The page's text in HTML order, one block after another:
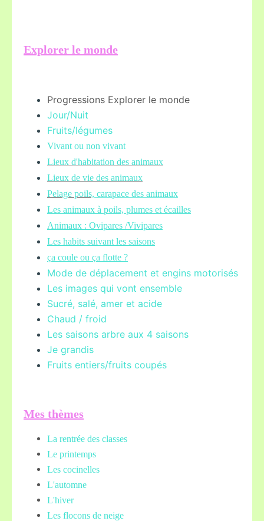
Explorer le monde
Progressions Explorer le monde
Jour/Nuit
Fruits/légumes
Vivant ou non vivant
Lieux d'habitation des animaux
Lieux de vie des animaux
Pelage poils, carapace des animaux
Les animaux à poils, plumes et écailles
Animaux : Ovipares /Vivipares
Les habits suivant les saisons
ça coule ou ça flotte ?
Mode de déplacement et engins motorisés
Les images qui vont ensemble
Sucré, salé, amer et acide
Chaud / froid
Les saisons arbre aux 4 saisons
Je grandis
Fruits entiers/fruits coupés
Mes thèmes
La rentrée des classes
Le printemps
Les cocinelles
L'automne
L'hiver
Les flocons de neige